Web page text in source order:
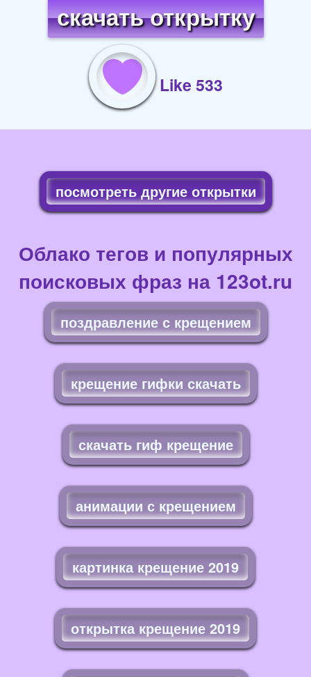
скачать открытку
Like 533
посмотреть другие открытки
Облако тегов и популярных
поисковых фраз на 123ot.ru
поздравление с крещением
крещение гифки скачать
скачать гиф крещение
анимации с крещением
картинка крещение 2019
открытка крещение 2019